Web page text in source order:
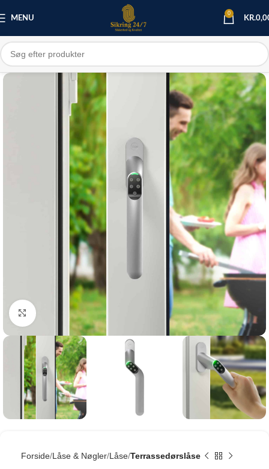
MENU
0
KR.
Click to enlarge
Forside Låse & Nøgler Låse Terrassedørslåse